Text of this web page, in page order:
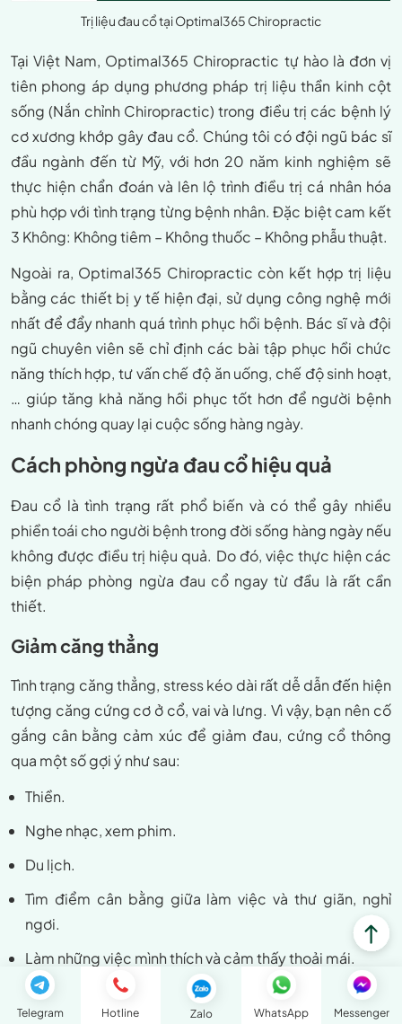
Trị liệu đau cổ tại Optimal365 Chiropractic
Tại Việt Nam, Optimal365 Chiropractic tự hào là đơn vị
tiên phong áp dụng phương pháp trị liệu thần kinh cột
sống (Nắn chỉnh Chiropractic) trong điều trị các bệnh lý
cơ xương khớp gây đau cổ. Chúng tôi có đội ngũ bác sĩ
đầu ngành đến từ Mỹ, với hơn 20 năm kinh nghiệm sẽ
thực hiện chẩn đoán và lên lộ trình điều trị cá nhân hóa
phù hợp với tình trạng từng bệnh nhân. Đặc biệt cam kết
3 Không: Không tiêm – Không thuốc – Không phẫu thuật.
Ngoài ra, Optimal365 Chiropractic còn kết hợp trị liệu
bằng các thiết bị y tế hiện đại, sử dụng công nghệ mới
nhất để đẩy nhanh quá trình phục hồi bệnh. Bác sĩ và đội
ngũ chuyên viên sẽ chỉ định các bài tập phục hồi chức
năng thích hợp, tư vấn chế độ ăn uống, chế độ sinh hoạt,
… giúp tăng khả năng hồi phục tốt hơn để người bệnh
nhanh chóng quay lại cuộc sống hàng ngày.
Cách phòng ngừa đau cổ hiệu quả
Đau cổ là tình trạng rất phổ biến và có thể gây nhiều
phiền toái cho người bệnh trong đời sống hàng ngày nếu
không được điều trị hiệu quả. Do đó, việc thực hiện các
biện pháp phòng ngừa đau cổ ngay từ đầu là rất cần
thiết.
Giảm căng thẳng
Tình trạng căng thẳng, stress kéo dài rất dễ dẫn đến hiện
tượng căng cứng cơ ở cổ, vai và lưng. Vì vậy, bạn nên cố
gắng cân bằng cảm xúc để giảm đau, cứng cổ thông
qua một số gợi ý như sau:
Thiền.
Nghe nhạc, xem phim.
Du lịch.
Tìm điểm cân bằng giữa làm việc và thư giãn, nghỉ
ngơi.
Làm những việc mình thích và cảm thấy thoải mái.
Messenger
WhatsApp
Zalo
Hotline
Telegram